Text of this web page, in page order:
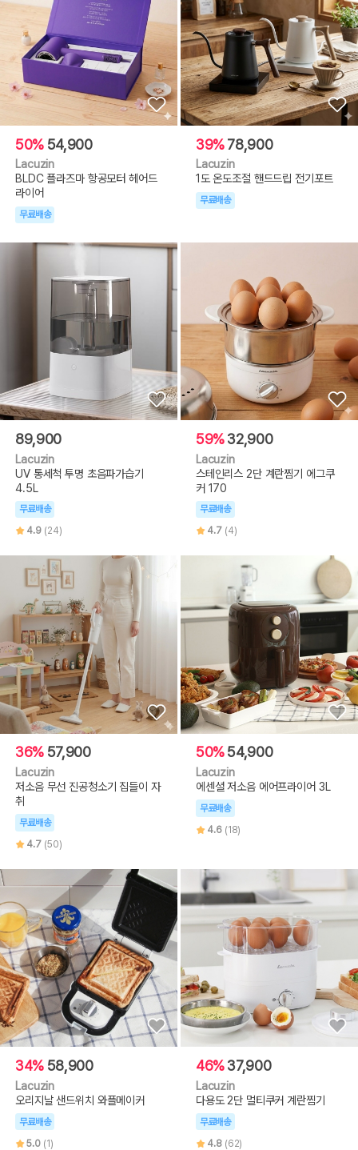
50% 54,900
Lacuzin
BLDC 플라즈마 항공모터 헤어드
라이어
무료배송
39%78,900
Lacuzin
1도 온도조절 핸드드립 전기포트
무료배송
89,900
Lacuzin
UV 통세척 투명 초음파가습기
4.5L
무료배송
4.9 (24)
59%32,900
Lacuzin
스테인리스 2단 계란찜기 에그쿠
커 170
무료배송
4.7 (4)
36% 57,900
Lacuzin
저소음 무선 진공청소기 집들이 자
취
무료배송
4.7 (50)
50%54,900
Lacuzin
에센셜 저소음 에어프라이어 3L
무료배송
4.6 (18)
34% 58,900
Lacuzin
오리지날 샌드위치 와플메이커
무료배송
5.0 (1)
46%37,900
Lacuzin
다용도 2단 멀티쿠커 계란찜기
무료배송
4.8 (62)